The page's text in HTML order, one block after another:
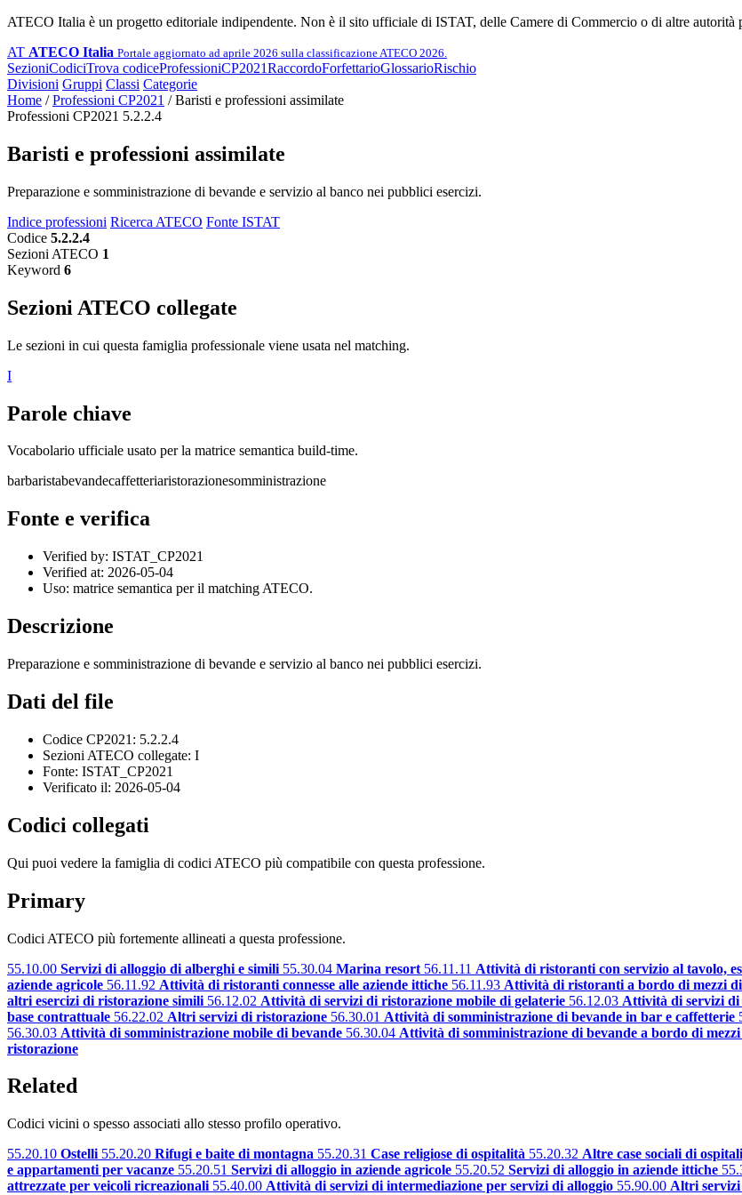
ATECO Italia è un progetto editoriale indipendente. Non è il sito ufficiale di ISTAT, delle Camere di Commercio o di altre autorità
AT ATECO Italia Portale aggiornato ad aprile 2026 sulla classificazione ATECO 2026.
SezioniCodiciTrova codiceProfessioniCP2021RaccordoForfettarioGlossarioRischio
Divisioni Gruppi Classi Categorie
Home / Professioni CP2021 / Baristi e professioni assimilate
Professioni CP2021 5.2.2.4
Baristi e professioni assimilate
Preparazione e somministrazione di bevande e servizio al banco nei pubblici esercizi.
Indice professioni Ricerca ATECO Fonte ISTAT
Codice 5.2.2.4
Sezioni ATECO 1
Keyword 6
Sezioni ATECO collegate
Le sezioni in cui questa famiglia professionale viene usata nel matching.
I
Parole chiave
Vocabolario ufficiale usato per la matrice semantica build-time.
barbaristabevandecaffetteriaristorazionesomministrazione
Fonte e verifica
Verified by: ISTAT_CP2021
Verified at: 2026-05-04
Uso: matrice semantica per il matching ATECO.
Descrizione
Preparazione e somministrazione di bevande e servizio al banco nei pubblici esercizi.
Dati del file
Codice CP2021: 5.2.2.4
Sezioni ATECO collegate: I
Fonte: ISTAT_CP2021
Verificato il: 2026-05-04
Codici collegati
Qui puoi vedere la famiglia di codici ATECO più compatibile con questa professione.
Primary
Codici ATECO più fortemente allineati a questa professione.
55.10.00 Servizi di alloggio di alberghi e simili 55.30.04 Marina resort 56.11.11 Attività di ristoranti con servizio al tavolo,
aziende agricole 56.11.92 Attività di ristoranti connesse alle aziende ittiche 56.11.93 Attività di ristoranti a bordo di mezzi
altri esercizi di ristorazione simili 56.12.02 Attività di servizi di ristorazione mobile di gelaterie 56.12.03 Attività di servizi di
base contrattuale 56.22.02 Altri servizi di ristorazione 56.30.01 Attività di somministrazione di bevande in bar e caffetterie
56.30.03 Attività di somministrazione mobile di bevande 56.30.04 Attività di somministrazione di bevande a bordo di
ristorazione
Related
Codici vicini o spesso associati allo stesso profilo operativo.
55.20.10 Ostelli 55.20.20 Rifugi e baite di montagna 55.20.31 Case religiose di ospitalità 55.20.32 Altre case sociali di
e appartamenti per vacanze 55.20.51 Servizi di alloggio in aziende agricole 55.20.52 Servizi di alloggio in aziende ittiche
attrezzate per veicoli ricreazionali 55.40.00 Attività di servizi di intermediazione per servizi di alloggio 55.90.00 Altri